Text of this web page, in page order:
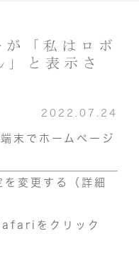
「私はロボ
」と表示さ
2022.07.24
でホームページ
変更する（詳細
をクリック